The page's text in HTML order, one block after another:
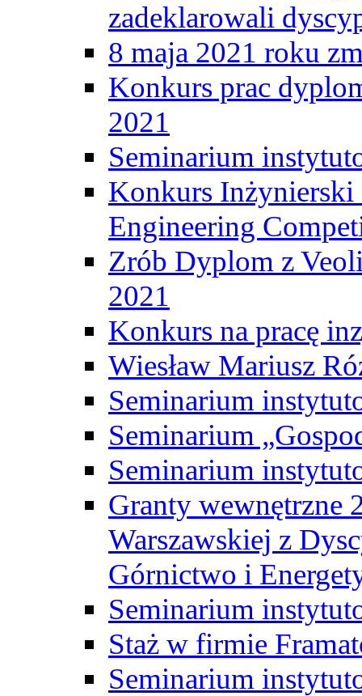
zadeklarowali
8 maja 2021 roku
Konkurs prac
2021
Seminarium
Konkurs
Engineering
Zrób Dyplom z
2021
Konkurs na pracę
Wiesław Mariusz
Seminarium
Seminarium
Seminarium
Granty wewnętrzne
Warszawskiej z
Górnictwo i
Seminarium
Staż w firmie
Seminarium